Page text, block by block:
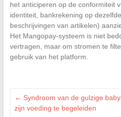
het anticiperen op de conformiteit
identiteit, bankrekening op
beschrijvingen van artikelen)
Het Mangopay-systeem is niet
vertragen, maar om stromen te
gebruik van het platform.
← Syndroom van de gulzige
zijn voeding te begeleiden